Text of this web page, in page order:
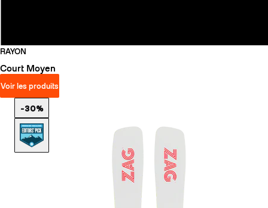
RAYON
Court Moyen
Voir les produits
-30%